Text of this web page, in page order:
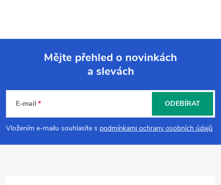
p
a
Mějte přehled o novinkách
a slevách
E-mail
Vložením e-mailu souhlasíte s podmínkami ochrany osobních údajů
ODEBÍRAT